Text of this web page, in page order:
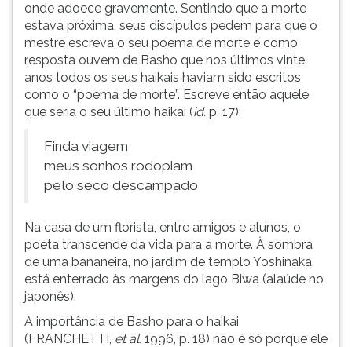
onde adoece gravemente. Sentindo que a morte
estava próxima, seus discípulos pedem para que o
mestre escreva o seu poema de morte e como
resposta ouvem de Basho que nos últimos vinte
anos todos os seus haikais haviam sido escritos
como o “poema de morte”. Escreve então aquele
que seria o seu último haikai (id. p. 17):
Finda viagem
meus sonhos rodopiam
pelo seco descampado
Na casa de um florista, entre amigos e alunos, o
poeta transcende da vida para a morte. À sombra
de uma bananeira, no jardim de templo Yoshinaka,
está enterrado às margens do lago Biwa (alaúde no
japonês).
A importância de Basho para o haikai
(FRANCHETTI, et al. 1996, p. 18) não é só porque ele